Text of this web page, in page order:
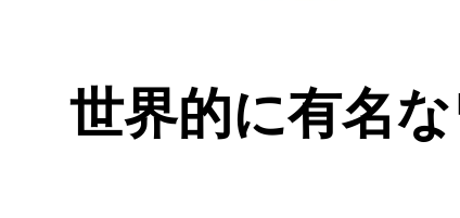
世界的に有名